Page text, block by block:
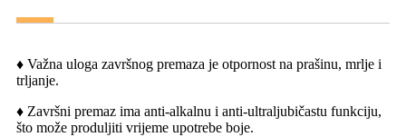
♦ Važna uloga završnog premaza je otpornost na prašinu, mrlje i
trljanje.
♦ Završni premaz ima anti-alkalnu i anti-ultraljubičastu funkciju,
što može produljiti vrijeme upotrebe boje.